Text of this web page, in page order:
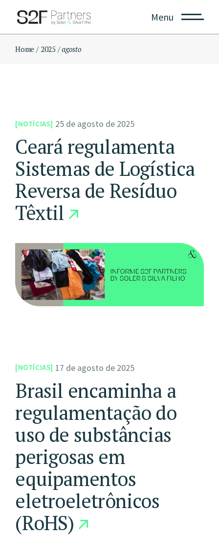
Menu
Home 2025 agosto
NOTÍCIAS 25 de agosto de 2025
Ceará regulamenta
Sistemas de Logística
Reversa de Resíduo
Têxtil
NOTÍCIAS 17 de agosto de 2025
Brasil encaminha a
regulamentação do
uso de substâncias
perigosas em
equipamentos
eletroeletrônicos
(RoHS)